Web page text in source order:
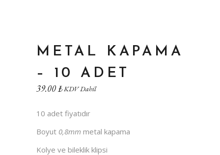
METAL KAPAMA
– 10 ADET
39.00₺KDV Dahil
10 adet fiyatıdır
Boyut 0,8mm metal kapama
Kolye ve bileklik klipsi